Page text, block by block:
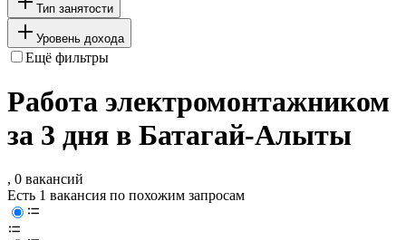
Тип занятости
Уровень дохода
Ещё фильтры
Работа электромонтажником
за 3 дня в Батагай-Алыты
, 0 вакансий
Есть 1 вакансия по похожим запросам